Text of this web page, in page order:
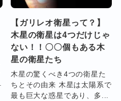
【ガリレオ衛星って？】
木星の衛星は4つだけじゃ
ない！！〇〇個もある木
星の衛星たち
木星の驚くべき4つの衛星た
ちとその由来 木星は太陽系で
最も巨大な惑星であり、多...